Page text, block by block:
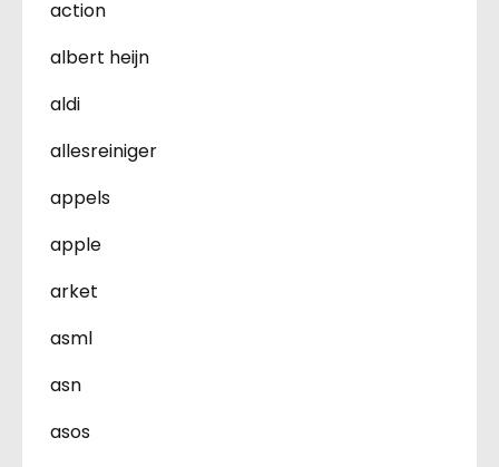
action
albert heijn
aldi
allesreiniger
appels
apple
arket
asml
asn
asos